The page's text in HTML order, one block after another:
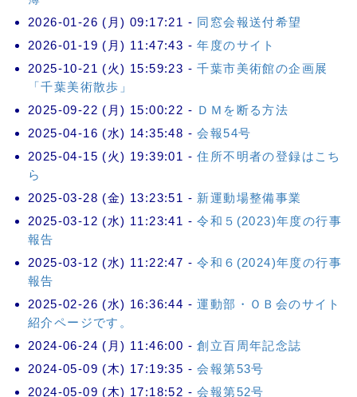
2026-01-26 (月) 09:17:21 - 同窓会報送付希望
2026-01-19 (月) 11:47:43 -年度のサイト
2025-10-21 (火) 15:59:23 -千葉市美術館の企画展
「千葉美術散歩」
2025-09-22 (月) 15:00:22 - ＤＭを断る方法
2025-04-16 (水) 14:35:48 -会報54号
2025-04-15 (火) 19:39:01 -住所不明者の登録はこち
ら
2025-03-28 (金) 13:23:51 - 新運動場整備事業
2025-03-12 (水) 11:23:41 -令和５(2023)年度の行事
報告
2025-03-12 (水) 11:22:47 -令和６(2024)年度の行事
報告
2025-02-26 (水) 16:36:44 -運動部・ＯＢ会のサイト
紹介ページです。
2024-06-24 (月) 11:46:00 -創立百周年記念誌
2024-05-09 (木) 17:19:35 -会報第53号
2024-05-09 (木) 17:18:52 -会報第52号